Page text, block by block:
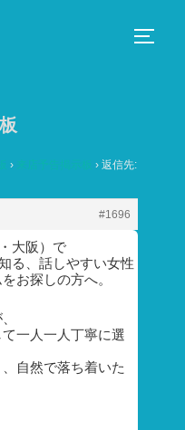
› 来店予告掲示板 › 返信先:
#1696
大阪）で
る、話しやすい女性
お探しの方へ。
一人一人丁寧に選
自然で落ち着いた